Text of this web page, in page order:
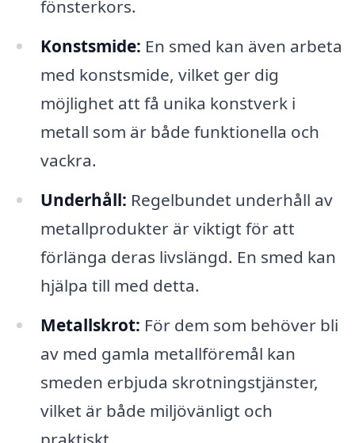
fönsterkors.
Konstsmide: En smed kan även arbeta
med konstsmide, vilket ger dig
möjlighet att få unika konstverk i
metall som är både funktionella och
vackra.
Underhåll: Regelbundet underhåll av
metallprodukter är viktigt för att
förlänga deras livslängd. En smed kan
hjälpa till med detta.
Metallskrot: För dem som behöver bli
av med gamla metallföremål kan
smeden erbjuda skrotningstjänster,
vilket är både miljövänligt och